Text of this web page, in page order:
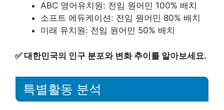
ABC 영어유치원: 전임 원어민 100% 배치
소프트 에듀케이션: 전임 원어민 80% 배치
미래 유치원: 전임 원어민 50% 배치
✅대한민국의 인구 분포와 변화 추이를 알아보세요.
특별활동 분석